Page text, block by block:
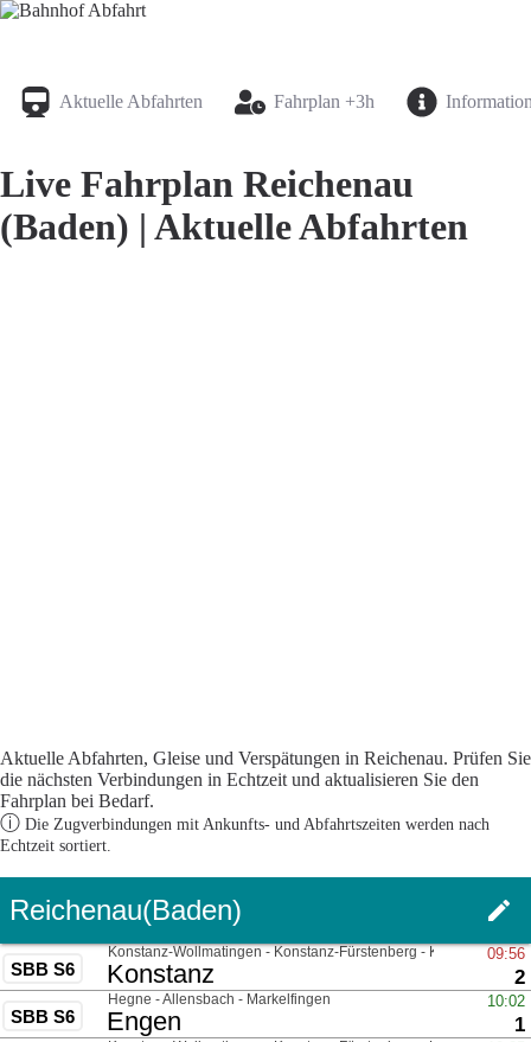
Aktuelle Abfahrten Fahrplan +3h
Live Fahrplan Reichenau
(Baden) | Aktuelle Abfahrten
Aktuelle Abfahrten, Gleise und Verspätungen in Reichenau. Prüfen Sie
die nächsten Verbindungen in Echtzeit und aktualisieren Sie den
Fahrplan bei Bedarf.
ⓘ Die Zugverbindungen mit Ankunfts- und Abfahrtszeiten werden nach
Echtzeit sortiert.